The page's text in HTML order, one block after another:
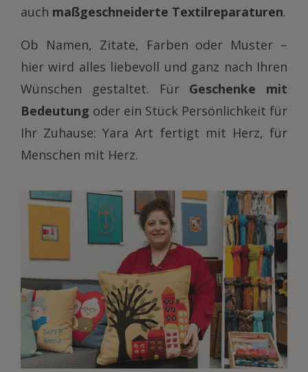
auch maßgeschneiderte Textilreparaturen.
Ob Namen, Zitate, Farben oder Muster –
hier wird alles liebevoll und ganz nach Ihren
Wünschen gestaltet. Für Geschenke mit
Bedeutung oder ein Stück Persönlichkeit für
Ihr Zuhause: Yara Art fertigt mit Herz, für
Menschen mit Herz.